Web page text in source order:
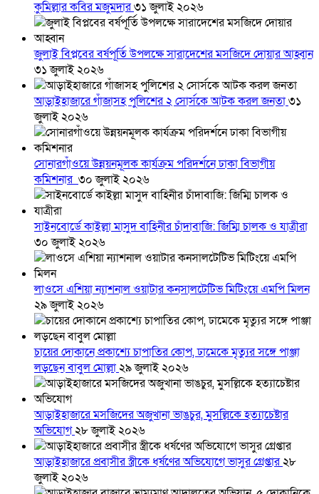
কুমিল্লার কবির মজুমদার৩১ জুলাই ২০২৬
জুলাই বিপ্লবের বর্ষপূর্তি উপলক্ষে সারাদেশের মসজিদে দোয়ার আহ্বান
৩১ জুলাই ২০২৬
আড়াইহাজারে গাঁজাসহ পুলিশের ২ সোর্সকে আটক করল জনতা৩১
জুলাই ২০২৬
সোনারগাঁওয়ে উন্নয়নমূলক কার্যক্রম পরিদর্শনে ঢাকা বিভাগীয়
কমিশনার ৩০ জুলাই ২০২৬
সাইনবোর্ডে কাইল্লা মাসুদ বাহিনীর চাঁদাবাজি: জিম্মি চালক ও যাত্রীরা
৩০ জুলাই ২০২৬
লাওসে এশিয়া ন্যাশনাল ওয়াটার কনসালটেটিভ মিটিংয়ে এমপি মিলন
২৯ জুলাই ২০২৬
চায়ের দোকানে প্রকাশ্যে চাপাতির কোপ, ঢামেকে মৃত্যুর সঙ্গে পাঞ্জা
লড়ছেন বাবুল মোল্লা২৯ জুলাই ২০২৬
আড়াইহাজারে মস‌জি‌দের অজুখানা ভাঙচুর, মুসল্লিকে হত্যাচেষ্টার
অভিযোগ২৮ জুলাই ২০২৬
আড়াইহাজারে প্রবাসীর স্ত্রীকে ধর্ষণের অভিযোগে ভাসুর গ্রেপ্তার২৮
জুলাই ২০২৬